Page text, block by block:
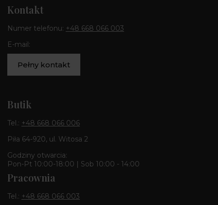
Kontakt
Numer telefonu: +48 668 066 003
E-mail:
Pełny kontakt
Butik
Tel.: +48 668 066 006
Piła 64-920, ul. Witosa 2
Godziny otwarcia:
Pon-Pt 10:00-18:00 | Sob 10:00 - 14:00
Pracownia
Tel.: +48 668 066 003